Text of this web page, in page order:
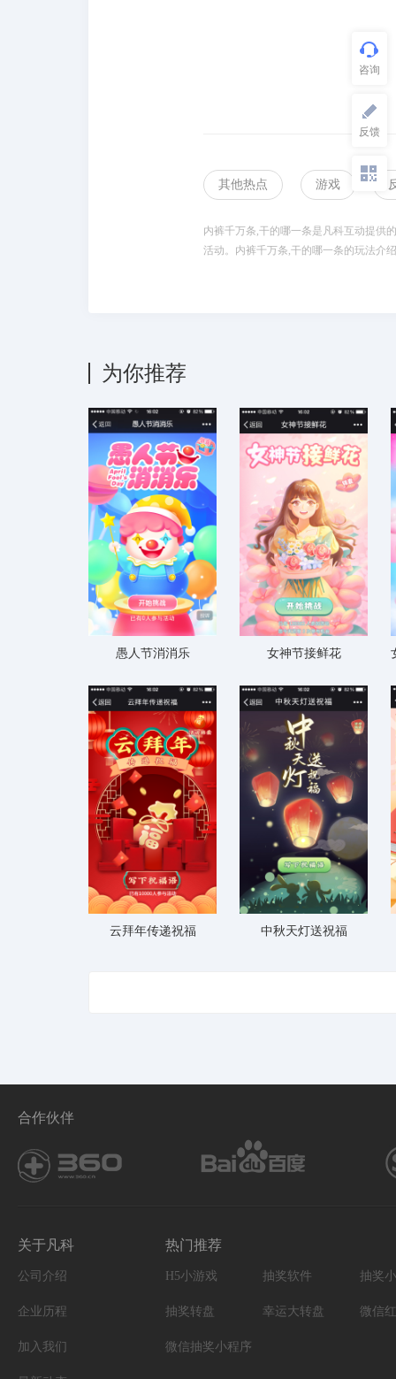
其他热点 游戏
内裤千万条,干的哪一条是凡科互动提供
活动。内裤千万条,干的哪一条的玩法介
为你推荐
愚人节消消乐 女神节接鲜花
云拜年传递祝福 中秋天灯送祝福
合作伙伴
关于凡科
公司介绍
企业历程
加入我们
热门推荐
H5小游戏 抽奖软件 抽奖
抽奖转盘 幸运大转盘 微信
微信抽奖小程序